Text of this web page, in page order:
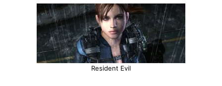
Resident Evil